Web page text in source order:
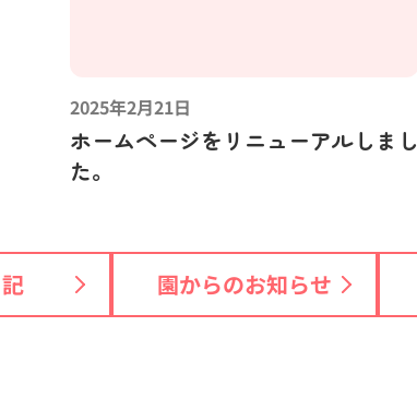
2025年2月21日
ホームページをリニューアルしまし
た。
園からのお知らせ